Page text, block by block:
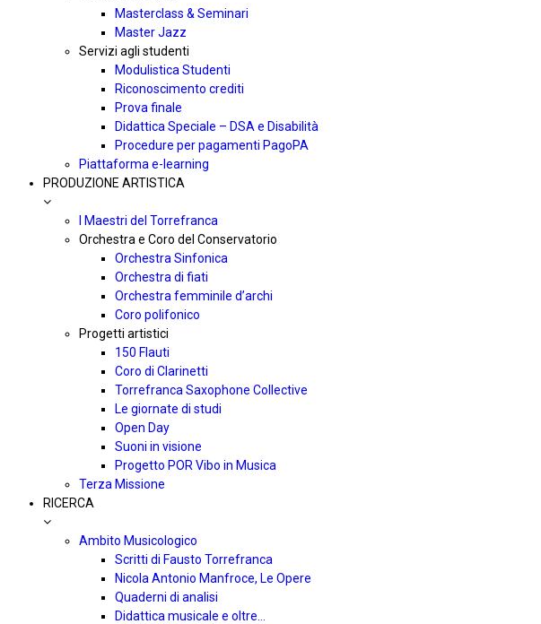
Masterclass & Seminari
Master Jazz
Servizi agli studenti
Modulistica Studenti
Riconoscimento crediti
Prova finale
Didattica Speciale – DSA e Disabilità
Procedure per pagamenti PagoPA
Piattaforma e-learning
PRODUZIONE ARTISTICA
I Maestri del Torrefranca
Orchestra e Coro del Conservatorio
Orchestra Sinfonica
Orchestra di fiati
Orchestra femminile d’archi
Coro polifonico
Progetti artistici
150 Flauti
Coro di Clarinetti
Torrefranca Saxophone Collective
Le giornate di studi
Open Day
Suoni in visione
Progetto POR Vibo in Musica
Terza Missione
RICERCA
Ambito Musicologico
Scritti di Fausto Torrefranca
Nicola Antonio Manfroce, Le Opere
Quaderni di analisi
Didattica musicale e oltre…